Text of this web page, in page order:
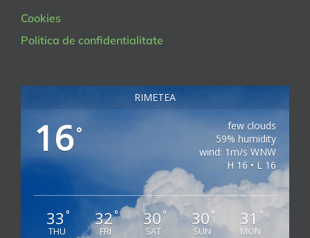
Cookies
Politica de confidentialitate
RIMETEA
16°
few clouds
59% humidity
wind: 1m/s WNW
H 16 • L 16
33 °
THU
32°
FRI
30°
SAT
30 °
SUN
31 °
MON